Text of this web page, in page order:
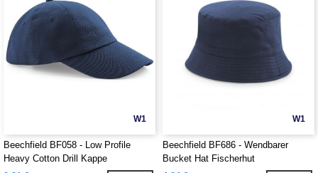
W1
Beechfield BF058 - Low Profile
Heavy Cotton Drill Kappe
W1
Beechfield BF686 - Wendbarer
Bucket Hat Fischerhut